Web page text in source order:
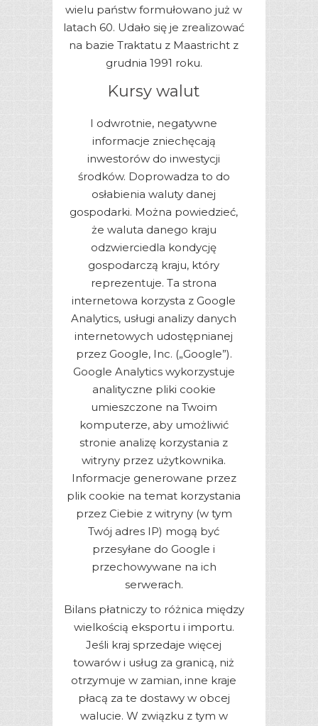
wielu państw formułowano już w
latach 60. Udało się je zrealizować
na bazie Traktatu z Maastricht z
grudnia 1991 roku.
Kursy walut
I odwrotnie, negatywne
informacje zniechęcają
inwestorów do inwestycji
środków. Doprowadza to do
osłabienia waluty danej
gospodarki. Można powiedzieć,
że waluta danego kraju
odzwierciedla kondycję
gospodarczą kraju, który
reprezentuje. Ta strona
internetowa korzysta z Google
Analytics, usługi analizy danych
internetowych udostępnianej
przez Google, Inc. („Google”).
Google Analytics wykorzystuje
analityczne pliki cookie
umieszczone na Twoim
komputerze, aby umożliwić
stronie analizę korzystania z
witryny przez użytkownika.
Informacje generowane przez
plik cookie na temat korzystania
przez Ciebie z witryny (w tym
Twój adres IP) mogą być
przesyłane do Google i
przechowywane na ich
serwerach.
Bilans płatniczy to różnica między
wielkością eksportu i importu.
Jeśli kraj sprzedaje więcej
towarów i usług za granicą, niż
otrzymuje w zamian, inne kraje
płacą za te dostawy w obcej
walucie. W związku z tym w